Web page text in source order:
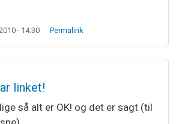
- 14:30 Permalink
linket!
så alt er OK! og det er sagt (til